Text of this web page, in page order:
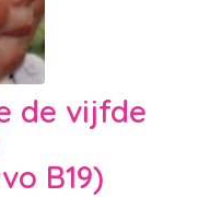
de vijfde
B19)